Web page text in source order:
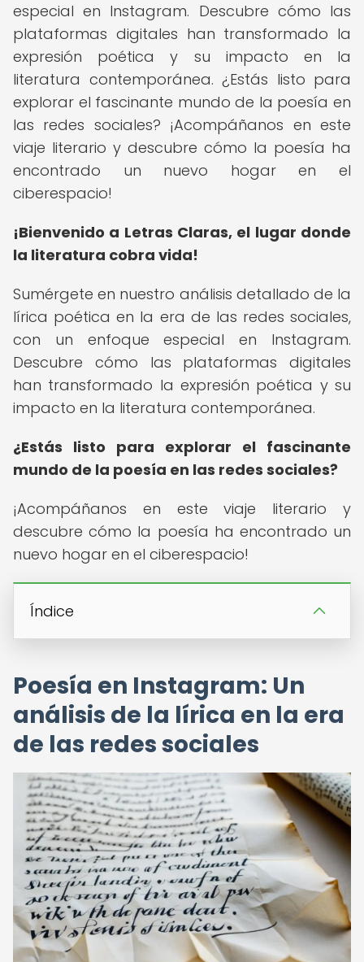
especial en Instagram. Descubre cómo las
plataformas digitales han transformado la
expresión poética y su impacto en la
literatura contemporánea. ¿Estás listo para
explorar el fascinante mundo de la poesía en
las redes sociales? ¡Acompáñanos en este
viaje literario y descubre cómo la poesía ha
encontrado un nuevo hogar en el
ciberespacio!
¡Bienvenido a Letras Claras, el lugar donde
la literatura cobra vida!
Sumérgete en nuestro análisis detallado de la
lírica poética en la era de las redes sociales,
con un enfoque especial en Instagram.
Descubre cómo las plataformas digitales
han transformado la expresión poética y su
impacto en la literatura contemporánea.
¿Estás listo para explorar el fascinante
mundo de la poesía en las redes sociales?
¡Acompáñanos en este viaje literario y
descubre cómo la poesía ha encontrado un
nuevo hogar en el ciberespacio!
Índice
Poesía en Instagram: Un
análisis de la lírica en la era
de las redes sociales